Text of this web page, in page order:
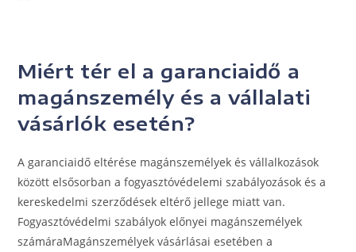
Miért tér el a garanciaidő a
magánszemély és a vállalati
vásárlók esetén?
A garanciaidő eltérése magánszemélyek és vállalkozások
között elsősorban a fogyasztóvédelemi szabályozások és a
kereskedelmi szerződések eltérő jellege miatt van.
Fogyasztóvédelmi szabályok előnyei magánszemélyek
számáraMagánszemélyek vásárlásai esetében a